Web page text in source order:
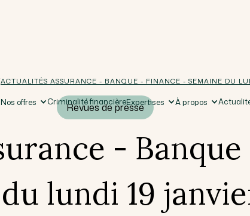
Nos offres Criminalité financièreExpertises À propos
ACTUALITÉS ASSURANCE - BANQUE - FINANCE - SEMAINE DU
Revues de presse
-
lundi 19